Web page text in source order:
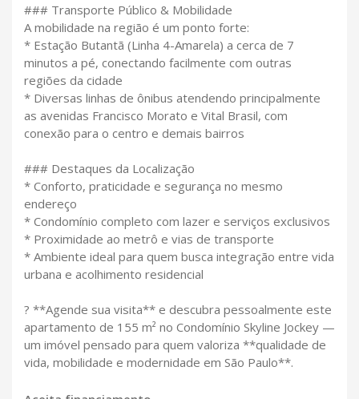
### Transporte Público & Mobilidade
A mobilidade na região é um ponto forte:
* Estação Butantã (Linha 4-Amarela) a cerca de 7
minutos a pé, conectando facilmente com outras
regiões da cidade
* Diversas linhas de ônibus atendendo principalmente
as avenidas Francisco Morato e Vital Brasil, com
conexão para o centro e demais bairros
### Destaques da Localização
* Conforto, praticidade e segurança no mesmo
endereço
* Condomínio completo com lazer e serviços exclusivos
* Proximidade ao metrô e vias de transporte
* Ambiente ideal para quem busca integração entre vida
urbana e acolhimento residencial
? **Agende sua visita** e descubra pessoalmente este
apartamento de 155 m² no Condomínio Skyline Jockey —
um imóvel pensado para quem valoriza **qualidade de
vida, mobilidade e modernidade em São Paulo**.